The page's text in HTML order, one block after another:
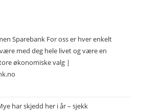
har skjedd her i år – sjekk